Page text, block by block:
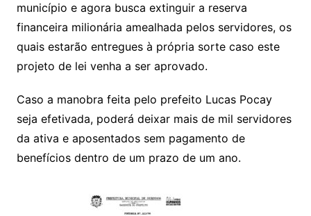
município e agora busca extinguir a reserva
financeira milionária amealhada pelos servidores, os
quais estarão entregues à própria sorte caso este
projeto de lei venha a ser aprovado.
Caso a manobra feita pelo prefeito Lucas Pocay
seja efetivada, poderá deixar mais de mil servidores
da ativa e aposentados sem pagamento de
benefícios dentro de um prazo de um ano.